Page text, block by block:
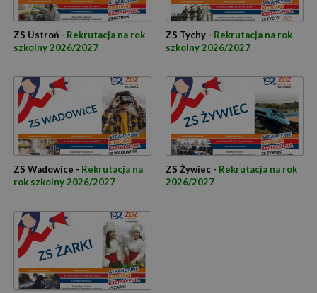
ZS Ustroń - Rekrutacja na rok
szkolny 2026/2027
ZS Tychy - Rekrutacja na rok
szkolny 2026/2027
ZS Wadowice - Rekrutacja na
rok szkolny 2026/2027
ZS Żywiec - Rekrutacja na rok
2026/2027